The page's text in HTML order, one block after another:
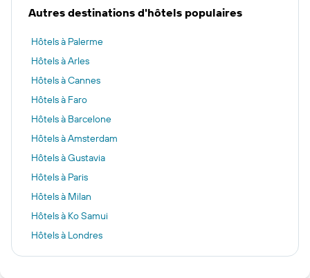
Autres destinations d'hôtels populaires
Hôtels à Palerme
Hôtels à Arles
Hôtels à Cannes
Hôtels à Faro
Hôtels à Barcelone
Hôtels à Amsterdam
Hôtels à Gustavia
Hôtels à Paris
Hôtels à Milan
Hôtels à Ko Samui
Hôtels à Londres
Hôtels à Marrakech